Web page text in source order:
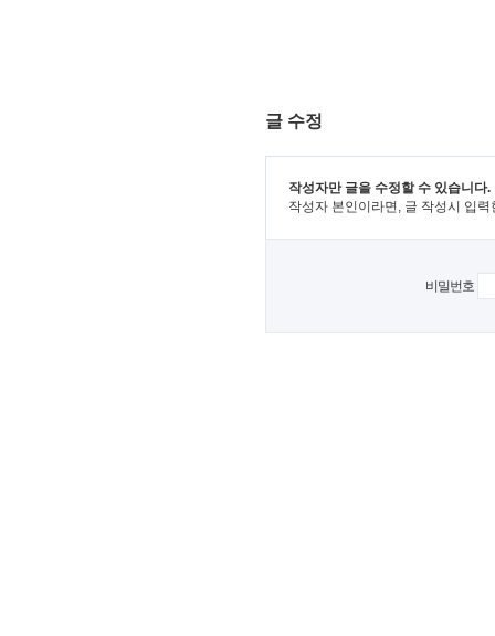
글 수정
작성자만 글을 수정할 수 있습니다.
작성자 본인이라면, 글 작성시 입
비밀번호